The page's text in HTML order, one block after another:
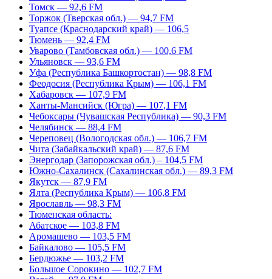
Томск — 92,6 FM
Торжок (Тверская обл.) — 94,7 FM
Туапсе (Краснодарский край) — 106,5
Тюмень — 92,4 FM
Уварово (Тамбовская обл.) — 100,6 FM
Ульяновск — 93,6 FM
Уфа (Республика Башкортостан) — 98,8 FM
Феодосия (Республика Крым) — 106,1 FM
Хабаровск — 107,9 FM
Ханты-Мансийск (Югра) — 107,1 FM
Чебоксары (Чувашская Республика) — 90,3 FM
Челябинск — 88,4 FM
Череповец (Вологодская обл.) — 106,7 FM
Чита (Забайкальский край) — 87,6 FM
Энергодар (Запорожская обл.) – 104,5 FM
Южно-Сахалинск (Сахалинская обл.) — 89,3 FM
Якутск — 87,9 FM
Ялта (Республика Крым) — 106,8 FM
Ярославль — 98,3 FM
Тюменская область:
Абатское — 103,8 FM
Аромашево — 103,5 FM
Байкалово — 105,5 FM
Бердюжье — 103,2 FM
Большое Сорокино — 102,7 FM